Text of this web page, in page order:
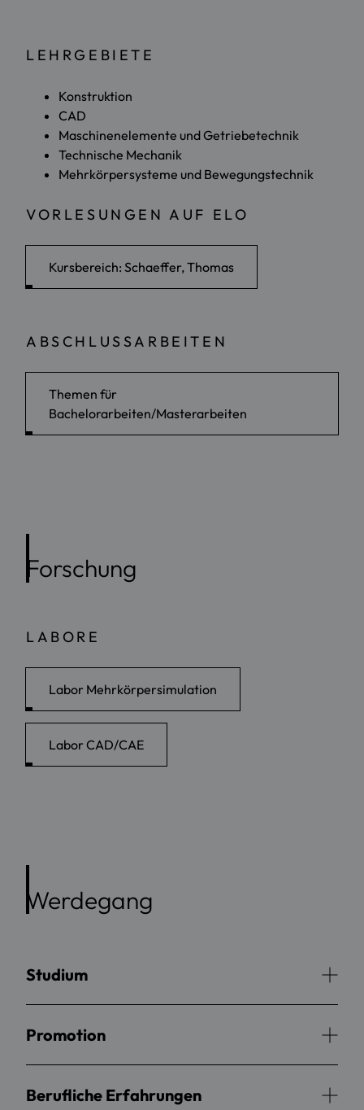
LEHRGEBIETE
Konstruktion
CAD
Maschinenelemente und Getriebetechnik
Technische Mechanik
Mehrkörpersysteme und Bewegungstechnik
VORLESUNGEN AUF ELO
Kursbereich: Schaeffer, Thomas
ABSCHLUSSARBEITEN
Themen für
Bachelorarbeiten/Masterarbeiten
Forschung
LABORE
Labor Mehrkörpersimulation
Labor CAD/CAE
Werdegang
Studium
Promotion
Berufliche Erfahrungen